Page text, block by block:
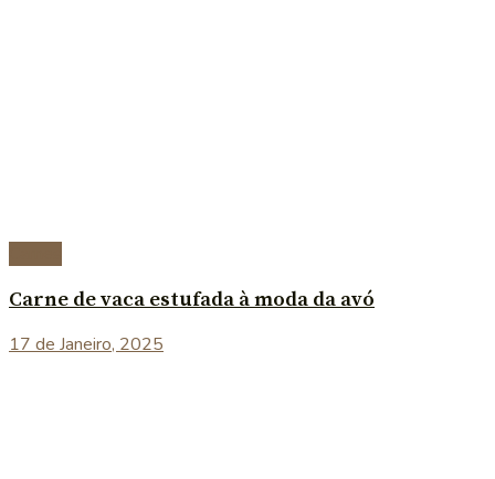
Carne de vaca estufada à moda da avó
17 de Janeiro, 2025